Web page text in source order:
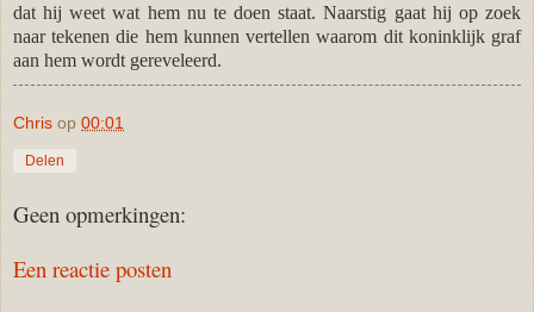
dat hij weet wat hem nu te doen staat. Naarstig gaat hij op zoek
naar tekenen die hem kunnen vertellen waarom dit koninklijk graf
aan hem wordt gereveleerd.
Chris op 00:01
Delen
Geen opmerkingen:
Een reactie posten